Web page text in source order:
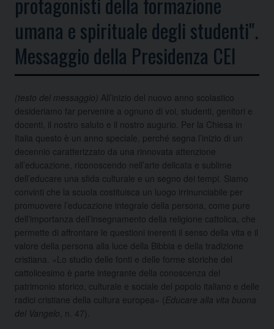
umana e spirituale degli studenti".
Messaggio della Presidenza CEI
(testo del messaggio) All’inizio del nuovo anno scolastico
desideriamo far pervenire a ognuno di voi, studenti, genitori e
docenti, il nostro saluto e il nostro augurio. Per la Chiesa in
Italia questo è un anno speciale, perché segna l’inizio di un
decennio caratterizzato da una rinnovata attenzione
all’educazione, riconoscendo nell’arte delicata e sublime
dell’educare una sfida culturale e un segno dei tempi. Siamo
convinti che la scuola costituisca un luogo irrinunciabile per
promuovere l’educazione integrale della persona, come pure
dell’importanza dell’insegnamento della religione cattolica, che
permette di affrontare le questioni inerenti il senso della vita e il
valore della persona alla luce della Bibbia e della tradizione
cristiana. «Lo studio delle fonti e delle forme storiche del
cattolicesimo è parte integrante della conoscenza del
patrimonio storico, culturale e sociale del popolo italiano e delle
radici cristiane della cultura europea» (Educare alla vita buona
del Vangelo , n. 47).